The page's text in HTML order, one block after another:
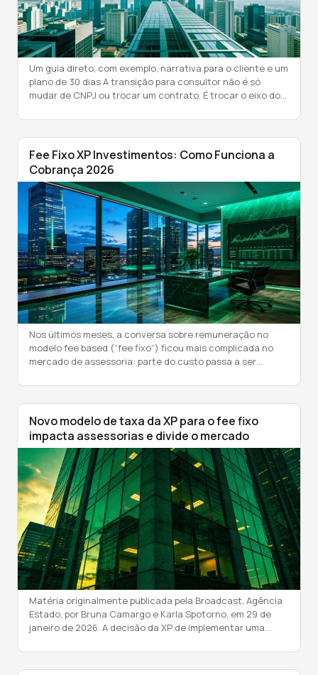
Um guia direto, com exemplo, narrativa para o cliente e um
plano de 30 dias A transição para consultor não é só
mudar de CNPJ ou trocar um contrato. É trocar o eixo do
aconselhamento com independência. Da comissão e meta
de produto, para um fee explícito, negociado […]
Fee Fixo XP Investimentos: Como Funciona a
Cobrança 2026
Nos últimos meses, a conversa sobre remuneração no
modelo fee based (“fee fixo”) ficou mais complicada no
mercado de assessoria: parte do custo passa a ser
cliente. Se você não fizer a conta antes, corre o risco de
estar reduzindo sua receita pela metade. O que […]
Novo modelo de taxa da XP para o fee fixo
impacta assessorias e divide o mercado
Matéria originalmente publicada pela Broadcast, Agência
Estado, por Bruna Camargo e Karla Spotorno, em 29 de
janeiro de 2026. A decisão da XP de implementar uma
modelo de fee fixo passou a dividir opiniões no mercado de
investimentos. A medida surge em meio a uma transição